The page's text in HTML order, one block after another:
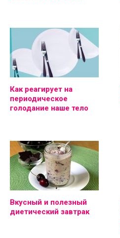
Как реагирует на
периодическое
голодание наше тело
Вкусный и полезный
диетический завтрак